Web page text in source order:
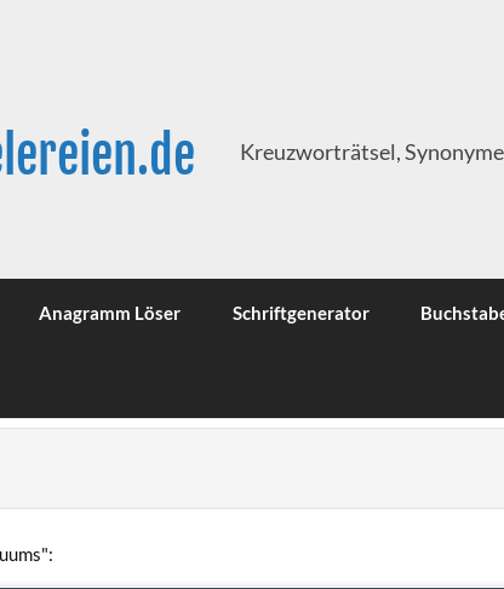
Kreuzworträtsel,
Anagramm Löser Schriftgenerator